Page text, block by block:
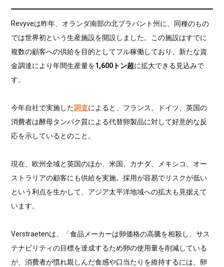
Revyveは昨年、オランダ南部の北ブラバント州に、同種のもの
では世界初という生産施設を開設しました。この施設はすでに
複数の顧客への供給を目的としてフル稼働しており、新たな資
金調達により年間生産量を1,600トン超に拡大できる見込みで
す。
今年自社で実施した調査によると、フランス、ドイツ、英国の
消費者は酵母タンパク質による代替卵製品に対して好意的な反
応を示しているとのこと。
現在、欧州全域と英国のほか、米国、カナダ、メキシコ、オー
ストラリアの顧客にも供給を実施。採用が容易でリスクが低い
という利点を生かして、アジア太平洋地域への拡大も見据えて
います。
Verstraetenは、「食品メーカーは卵価格の高騰を相殺し、サス
テナビリティの目標を達成するため卵の使用量を削減している
が、消費者が慣れ親しんだ食感や口当たりを維持するには、卵